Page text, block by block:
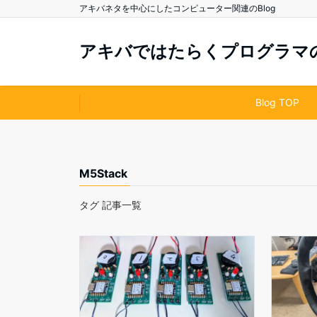
アキバネタを中心にしたコンピューター関連のBlog
アキバではたらくプログラマ
Blog TOP
M5Stack
タグ 記事一覧